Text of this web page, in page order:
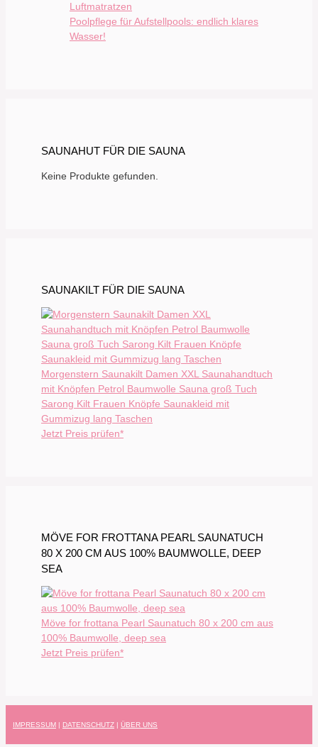
Luftmatratzen
Poolpflege für Aufstellpools: endlich klares
Wasser!
SAUNAHUT FÜR DIE SAUNA
Keine Produkte gefunden.
SAUNAKILT FÜR DIE SAUNA
Morgenstern Saunakilt Damen XXL Saunahandtuch
mit Knöpfen Petrol Baumwolle Sauna groß Tuch
Sarong Kilt Frauen Knöpfe Saunakleid mit
Gummizug lang Taschen
Jetzt Preis prüfen*
MÖVE FOR FROTTANA PEARL SAUNATUCH
80 X 200 CM AUS 100% BAUMWOLLE, DEEP
SEA
Möve for frottana Pearl Saunatuch 80 x 200 cm aus
100% Baumwolle, deep sea
Jetzt Preis prüfen*
IMPRESSUM | DATENSCHUTZ | ÜBER UNS